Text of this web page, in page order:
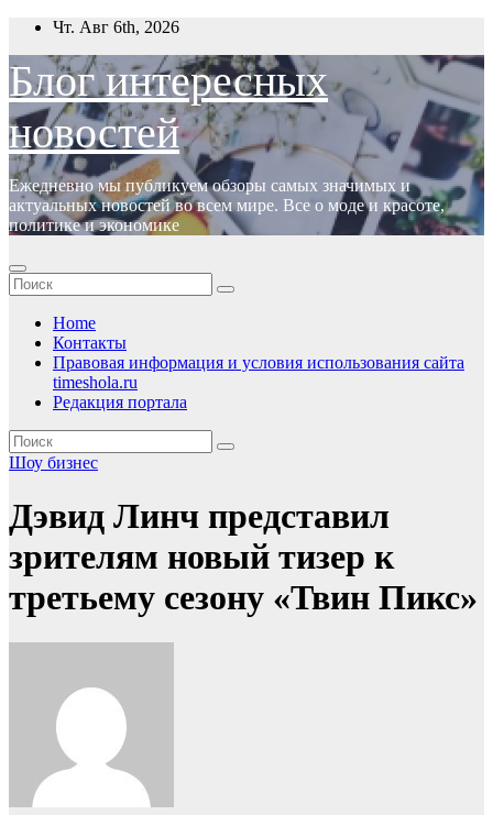
Перейти
содержимому
Чт. Авг 6th, 2026
Блог интересных
новостей
Ежедневно мы публикуем обзоры самых значимых и
актуальных новостей во всем мире. Все о моде и красоте,
политике и экономике
Home
Контакты
Правовая информация и условия использования сайта
timeshola.ru
Редакция портала
Шоу бизнес
Дэвид Линч представил
зрителям новый тизер к
третьему сезону «Твин Пикс»